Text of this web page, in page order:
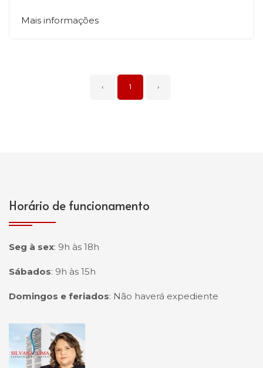
Mais informações
‹ 1 ›
Horário de funcionamento
Seg à sex: 9h às 18h
Sábados: 9h às 15h
Domingos e feriados: Não haverá expediente
Página inicial